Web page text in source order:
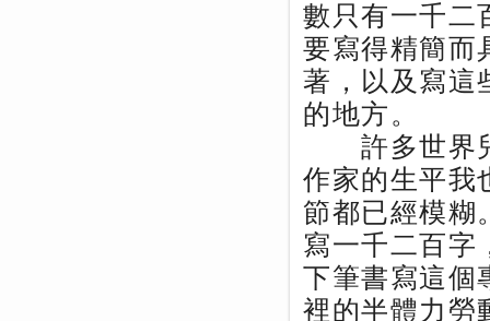
數只有一千二
要寫得精簡而
著，以及寫這
的地方。
許多世界兒
作家的生平我
節都已經模糊
寫一千二百字
下筆書寫這個
裡的半體力勞